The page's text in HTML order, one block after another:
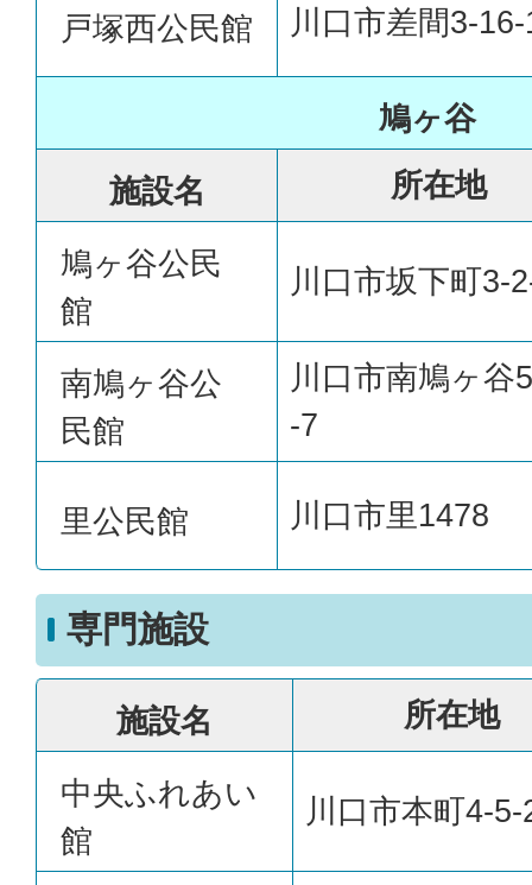
戸塚西公民館 川口市差間3-
鳩ヶ谷
施設名
所在地
鳩ヶ谷公民
館
川口市坂下町3-
南鳩ヶ谷公
民館
川口市南鳩ヶ谷
-7
里公民館 川口市里1478
専門施設
施設名 所在地
中央ふれあい
館
川口市本町4-5-